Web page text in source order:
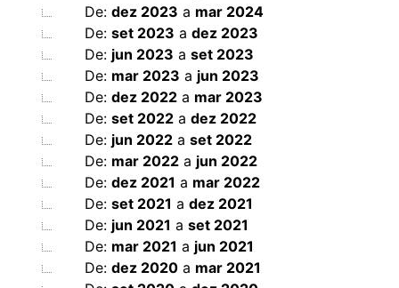
De:dez 2023 a mar 2024
De:set 2023 adez 2023
De: jun 2023 aset 2023
De: mar 2023 a jun 2023
De:dez 2022 a mar 2023
De:set 2022 adez 2022
De: jun 2022 aset 2022
De: mar 2022 a jun 2022
De:dez 2021 a mar 2022
De:set 2021 adez 2021
De: jun 2021 aset 2021
De: mar 2021 a jun 2021
De:dez 2020 a mar 2021